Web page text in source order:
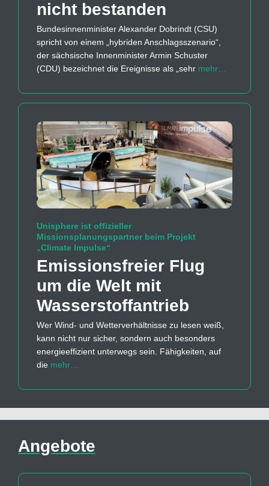
nicht bestanden
Bundesinnenminister Alexander Dobrindt (CSU)
spricht von einem „hybriden Anschlagsszenario“,
der sächsische Innenminister Armin Schuster
(CDU) bezeichnet die Ereignisse als „sehr mehr…
Unisphere ist offizieller
Missionsplanungspartner beim Projekt
„Climate Impulse“
Emissions­freier Flug
um die Welt mit
Wasserstoff­antrieb
Wer Wind- und Wetterverhältnisse zu lesen weiß,
kann nicht nur sicher, sondern auch besonders
energieeffizient unterwegs sein. Fähigkeiten, auf
die mehr…
Angebote